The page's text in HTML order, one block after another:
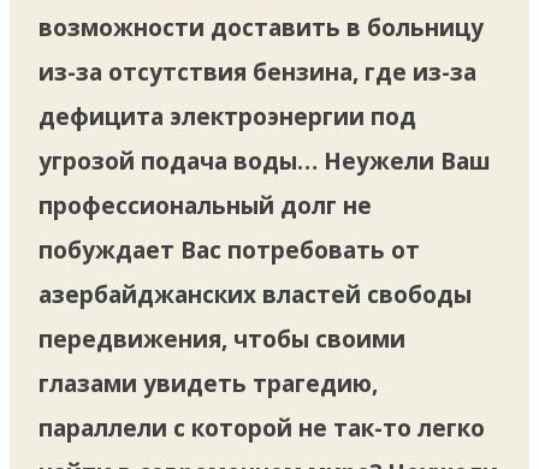
возможности доставить в больницу
из-за отсутствия бензина, где из-за
дефицита электроэнергии под
угрозой подача воды… Неужели Ваш
профессиональный долг не
побуждает Вас потребовать от
азербайджанских властей свободы
передвижения, чтобы своими
глазами увидеть трагедию,
параллели с которой не так-то легко